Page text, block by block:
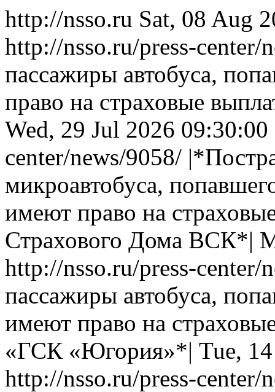
http://nsso.ru Sat, 08 Aug
http://nsso.ru/press-center/
пассажиры автобуса,
право на страховые
Wed, 29 Jul 2026
center/news/9058/
микроавтобуса,
имеют право на
Страхового Дома ВСК*|
http://nsso.ru/press-center/
пассажиры автобуса,
имеют право на
«ГСК «Югория»*| Tue,
http://nsso.ru/press-center/